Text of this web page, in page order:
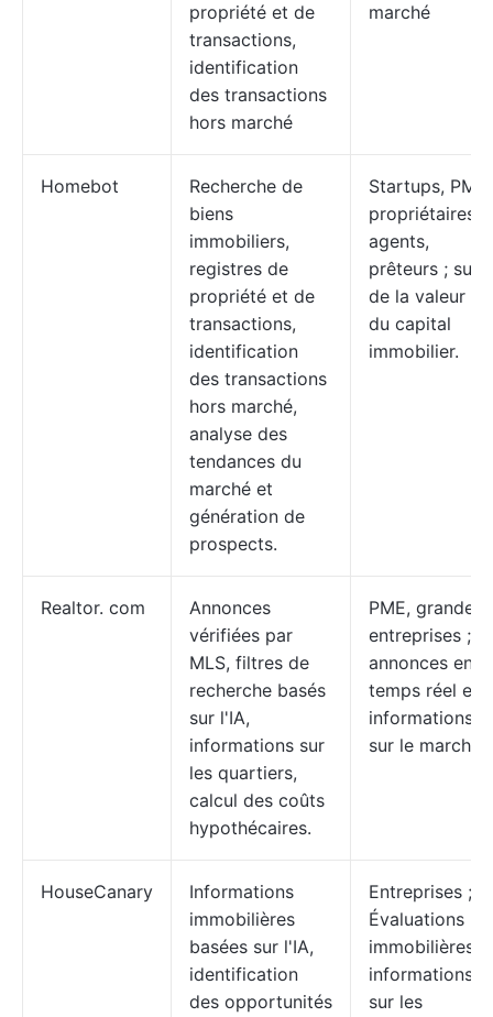
propriété et de
transactions,
identification
des transactions
hors marché
marché
Homebot
Recherche de
biens
immobiliers,
registres de
propriété et de
transactions,
identification
des transactions
hors marché,
analyse des
tendances du
marché et
génération de
prospects.
Startups, PME
propriétaires,
agents,
prêteurs ; suivi
de la valeur et
du capital
immobilier.
Realtor. com
Annonces
vérifiées par
MLS, filtres de
recherche basés
sur l'IA,
informations sur
les quartiers,
calcul des coûts
hypothécaires.
PME, grandes
entreprises ;
annonces en
temps réel et
informations
sur le marché
HouseCanary
Informations
immobilières
basées sur l'IA,
identification
des opportunités
Entreprises ;
Évaluations
immobilières
informations
sur les